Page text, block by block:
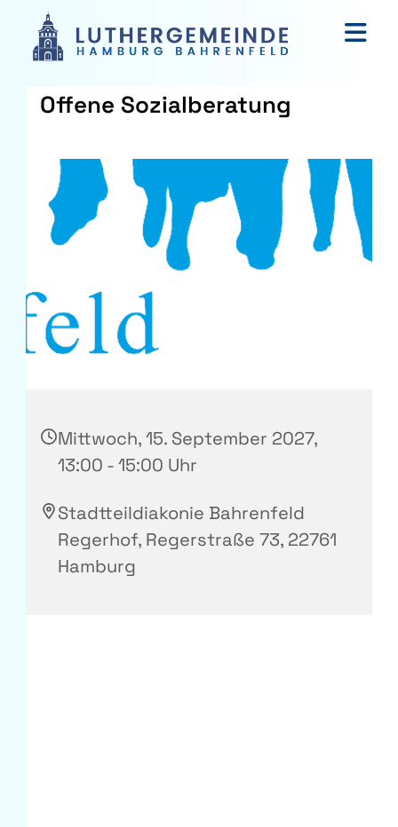
Offene Sozialberatung
Mittwoch, 15. September 2027,
13:00 - 15:00 Uhr
Stadtteildiakonie Bahrenfeld
Regerhof, Regerstraße 73, 22761
Hamburg